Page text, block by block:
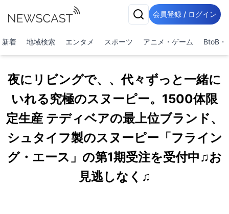
会員登録 / ログイン
新着 地域検索 エンタメ スポーツ アニメ・ゲーム BtoB・
夜にリビングで、、代々ずっと一緒に
いれる究極のスヌーピー。1500体限
定生産 テディベアの最上位ブランド、
シュタイフ製のスヌーピー「フライン
グ・エース」の第1期受注を受付中♫お
見逃しなく♫